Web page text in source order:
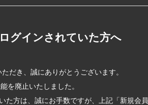
グインされていた方へ
だき、誠にありがとうございます。
を廃止いたしました。
た方は、誠にお手数ですが、上記「新規会員